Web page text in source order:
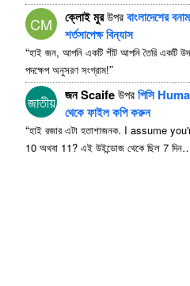
CM ক্লোই মুরউপরবাংলাদেশের
শর্তসাপেক্ষ বিন্যাস
“হাই জন, আপনি একটি শীট আপনি তৈরি একটি
পদক্ষেপ অনুসরণ সংগ্রাম!”
জাতীয় জন Scaifeউপরপিসি
থেকে ফাইল কপি করুন
“হাই রজার এটা হতাশাজনক. I assume
10 অথবা 11? এই উইন্ডোজ থেকে ছিল 7